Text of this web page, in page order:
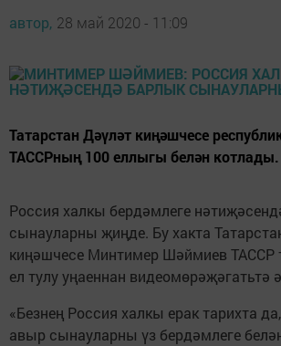
автор, 28 май 2020 - 11:09
Татарстан Дәүләт киңәшчесе
ТАССРның 100 еллыгы белән котлады.
Россия халкы бердәмлеге
сынауларны җиңде. Бу хакта
киңәшчесе Минтимер Шәймиев ТАССР
ел тулу уңаеннан видеомөрәҗәгатьтә
«Безнең Россия халкы ерак тарихта
авыр сынауларны үз бердәмлеге